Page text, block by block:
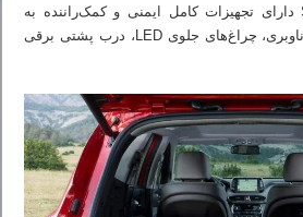
شده اما مدل پریمیوم SE دارای تجهیزات کامل ایمنی و کمک‌راننده به
همراه پوشش چرم کابین، ناوبری، چراغ‌های جلوی LED، درب پشتی برقی